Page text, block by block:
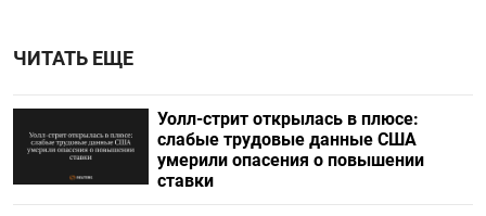
ЧИТАТЬ ЕЩЕ
Уолл-стрит открылась в плюсе:
слабые трудовые данные США
умерили опасения о повышении
ставки